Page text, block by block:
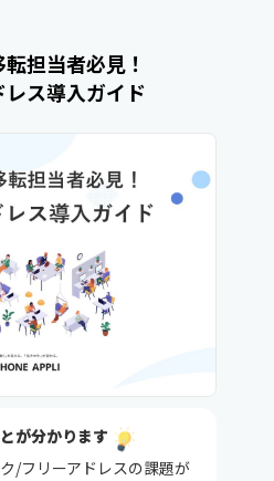
担当者必見！
レス導入ガイド
が分かります
/フリーアドレスの課題が